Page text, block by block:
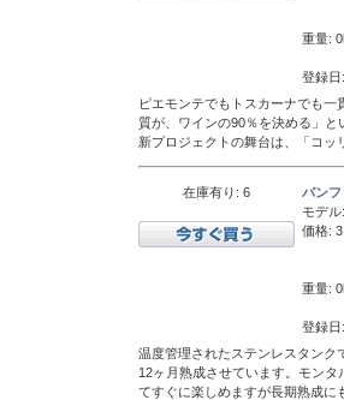
重量:
登録
ピエモンテでもトスカーナでも
質が、ワインの90％を決める」
新プロジェクトの舞台は、「コ
在庫有り: 6
バン
モデル:
価格:
重量:
登録
温度管理されたステンレスタンク
12ヶ月熟成させています。モン
てすぐに楽しめますが長期熟成に